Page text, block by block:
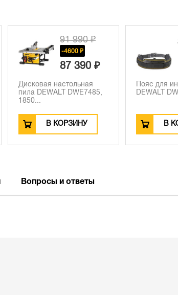
91 990 ₽
-4600 ₽
87 390 ₽
Дисковая настольная
пила DEWALT DWE7485,
1850...
В КОРЗИНУ
Пояс для
DEWALT
В
Вопросы и ответы